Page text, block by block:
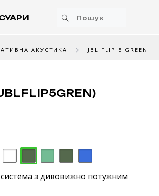
АКУСТИКА JBL FLIP 5 GREEN
з дивовижно потужним